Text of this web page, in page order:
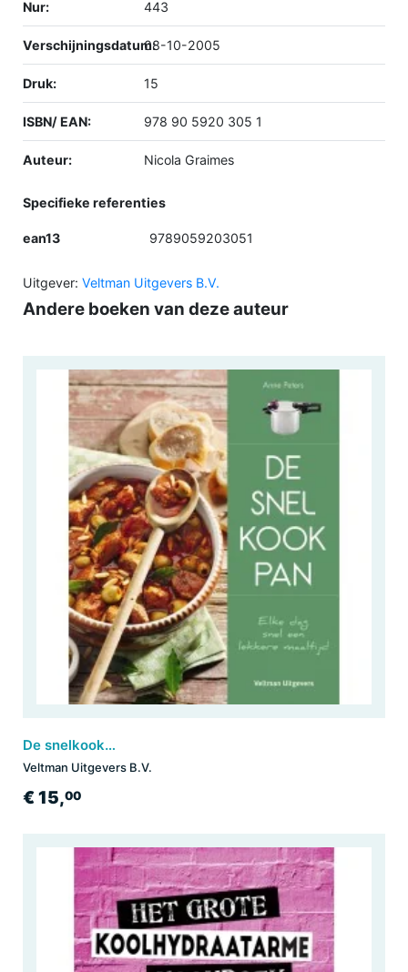
Nur: 443
Verschijningsdatum:08-10-2005
Druk: 15
ISBN/ EAN: 978 90 5920 305 1
Auteur: Nicola Graimes
Specifieke referenties
ean13 9789059203051
Uitgever: Veltman Uitgevers B.V.
Andere boeken van deze auteur
De snelkookpan
Veltman Uitgevers B.V.
€ 15,00